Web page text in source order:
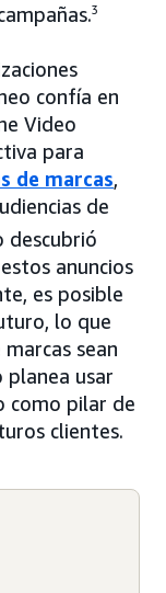
3
confía en
Video
para
de marcas,
de
descubrió
anuncios
es posible
lo que
sean
planea usar
como pilar de
clientes.